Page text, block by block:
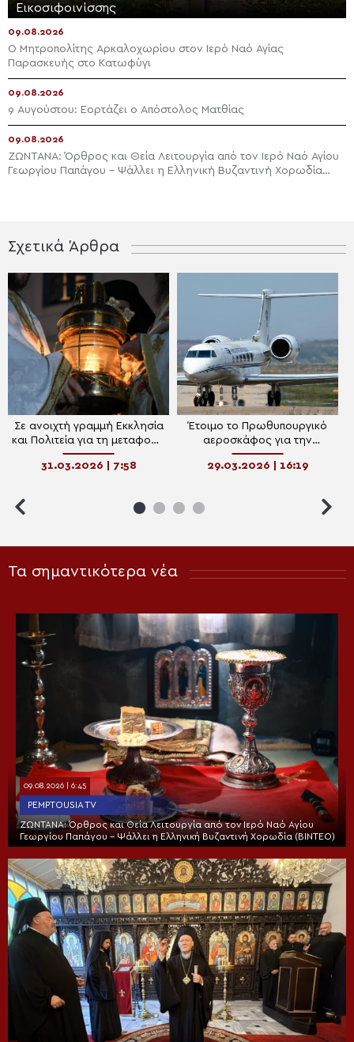
Εικοσιφοινίσσης
09.08.2026
Ο Μητροπολίτης Αρκαλοχωρίου στον Ιερό Ναό Αγίας
Παρασκευής στο Κατωφύγι
09.08.2026
9 Αυγούστου: Εορτάζει ο Απόστολος Ματθίας
09.08.2026
ΖΩΝΤΑΝΑ: Όρθρος και Θεία Λειτουργία από τον Ιερό Ναό Αγίου
Γεωργίου Παπάγου – Ψάλλει η Ελληνική Βυζαντινή Χορωδία
Σχετικά Άρθρα
Σε ανοιχτή γραμμή Εκκλησία
και Πολιτεία για τη μεταφορά
του Αγίου Φωτός στην
Ελλάδα
31.03.2026 | 7:58
Έτοιμο το Πρωθυπουργικό
αεροσκάφος για την
μεταφορά του Αγίου Φωτός
29.03.2026 | 16:19
Τα σημαντικότερα νέα
09.08.2026 | 6:45
PEMPTOUSIA TV
ΖΩΝΤΑΝΑ: Όρθρος και Θεία Λειτουργία από τον Ιερό Ναό Αγίου
Γεωργίου Παπάγου – Ψάλλει η Ελληνική Βυζαντινή Χορωδία (ΒΙΝΤΕΟ)